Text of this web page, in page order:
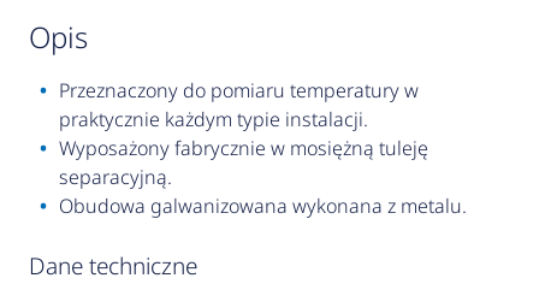
opis
Przeznaczony do pomiaru temperatury w
praktycznie każdym typie instalacji.
Wyposażony fabrycznie w mosiężną tuleję
separacyjną.
Obudowa galwanizowana wykonana z metalu.
Dane techniczne